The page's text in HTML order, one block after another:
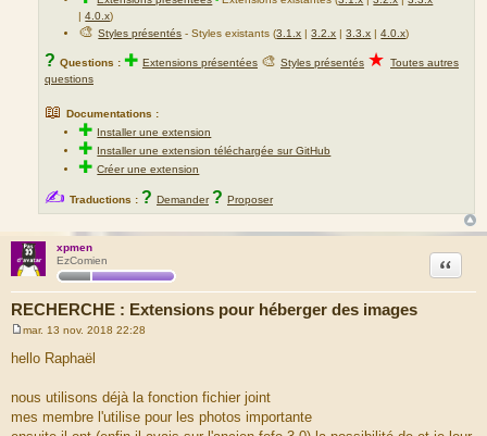
|4.0.x)
🎨Styles présentés - Styles existants (3.1.x |3.2.x |3.3.x |4.0.x)
? Questions : ✚ Extensions présentées 🎨 Styles présentés ★ Toutes autres
questions
📖 Documentations :
✚ Installer une extension
✚ Installer une extension téléchargée sur GitHub
✚Créer une extension
✍ Traductions : ? Demander ? Proposer
xpmen
EzComien
RECHERCHE : Extensions pour héberger des images
Citation
e
s
a
g
e
mar. 13 nov. 2018 22:28
hello Raphaël
nous utilisons déjà la fonction fichier joint
mes membre l'utilise pour les photos importante